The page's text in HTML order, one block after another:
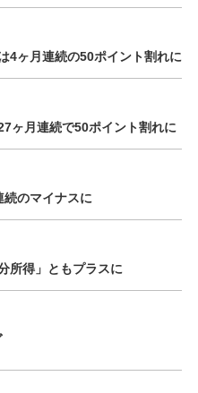
4ヶ月連続の50ポイント割れに
ヶ月連続で50ポイント割れに
のマイナスに
所得」ともプラスに